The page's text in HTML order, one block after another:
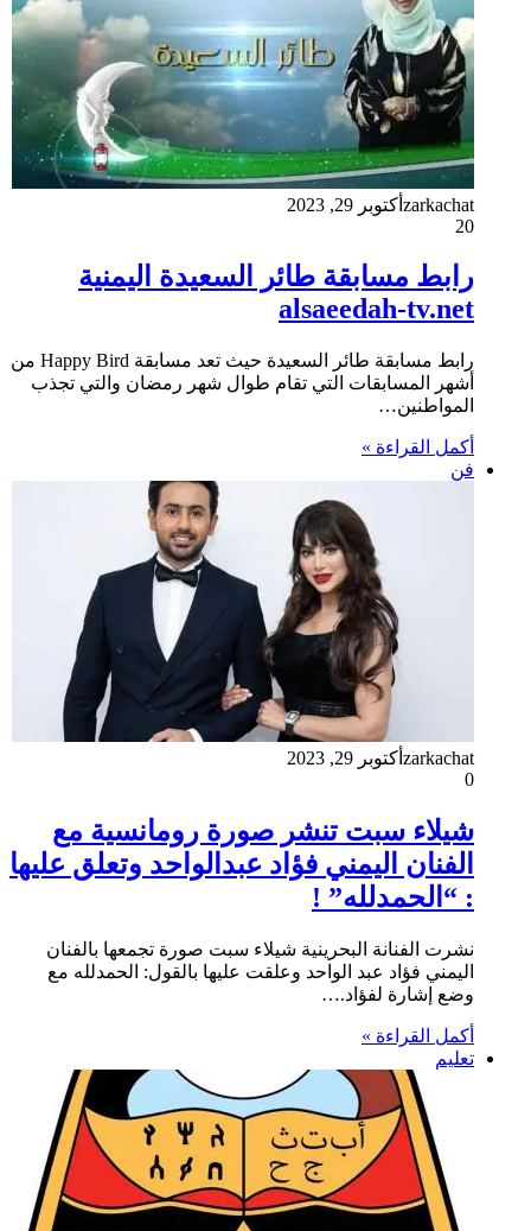
zarkachat أكتوبر 29, 2023
20
رابط مسابقة طائر السعيدة اليمنية
alsaeedah-tv.net
رابط مسابقة طائر السعيدة حيث تعد مسابقة Happy Bird من
أشهر المسابقات التي تقام طوال شهر رمضان والتي تجذب
المواطنين…
أكمل القراءة »
فن
zarkachat أكتوبر 29, 2023
0
شيلاء سبت تنشر صورة رومانسية مع
الفنان اليمني فؤاد عبدالواحد وتعلق عليها
: “الحمدلله” !
نشرت الفنانة البحرينية شيلاء سبت صورة تجمعها بالفنان
اليمني فؤاد عبد الواحد وعلقت عليها بالقول: الحمدلله مع
وضع إشارة لفؤاد.…
أكمل القراءة »
تعليم